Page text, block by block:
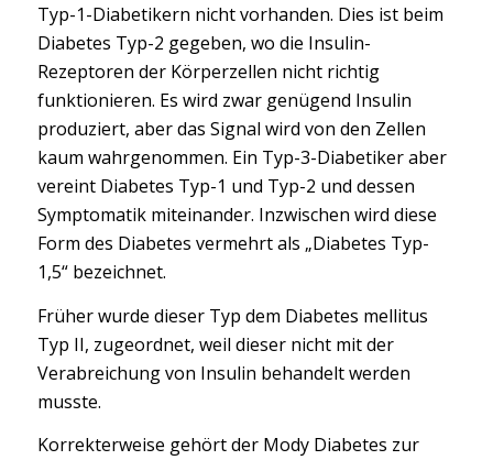
Typ-1-Diabetikern nicht vorhanden. Dies ist beim
Diabetes Typ-2 gegeben, wo die Insulin-
Rezeptoren der Körperzellen nicht richtig
funktionieren. Es wird zwar genügend Insulin
produziert, aber das Signal wird von den Zellen
kaum wahrgenommen. Ein Typ-3-Diabetiker aber
vereint Diabetes Typ-1 und Typ-2 und dessen
Symptomatik miteinander. Inzwischen wird diese
Form des Diabetes vermehrt als „Diabetes Typ-
1,5“ bezeichnet.
Früher wurde dieser Typ dem Diabetes mellitus
Typ II, zugeordnet, weil dieser nicht mit der
Verabreichung von Insulin behandelt werden
musste.
Korrekterweise gehört der Mody Diabetes zur